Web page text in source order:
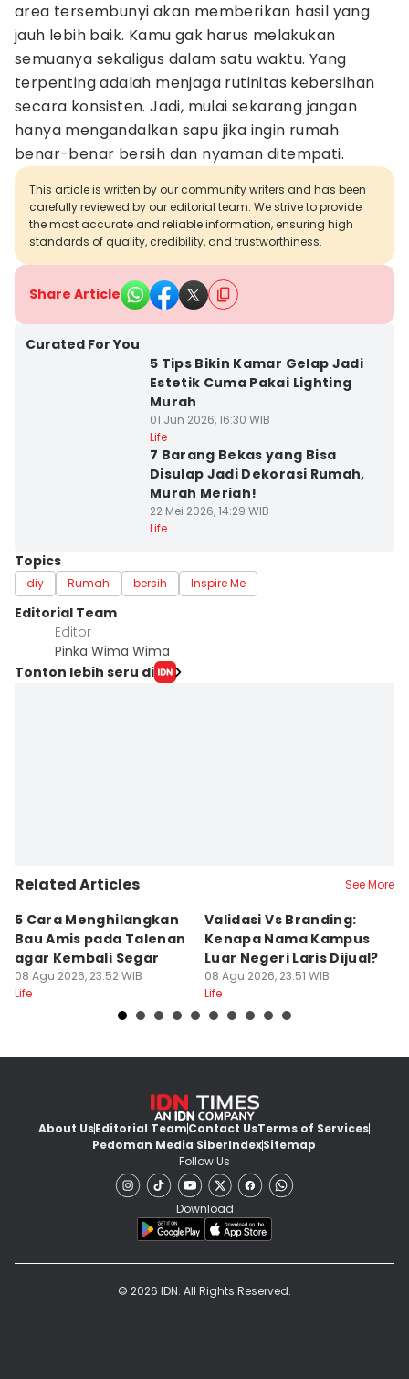
area tersembunyi akan memberikan hasil yang
jauh lebih baik. Kamu gak harus melakukan
semuanya sekaligus dalam satu waktu. Yang
terpenting adalah menjaga rutinitas kebersihan
secara konsisten. Jadi, mulai sekarang jangan
hanya mengandalkan sapu jika ingin rumah
benar-benar bersih dan nyaman ditempati.
This article is written by our community writers and has been
carefully reviewed by our editorial team. We strive to provide
the most accurate and reliable information, ensuring high
standards of quality, credibility, and trustworthiness.
Share Article
Curated For You
5 Tips Bikin Kamar Gelap Jadi
Estetik Cuma Pakai Lighting
Murah
01 Jun 2026, 16:30 WIB
Life
7 Barang Bekas yang Bisa
Disulap Jadi Dekorasi Rumah,
Murah Meriah!
22 Mei 2026, 14:29 WIB
Life
Topics
diy Rumah bersih Inspire Me
Editorial Team
Editor
Pinka Wima Wima
Tonton lebih seru di
Related Articles See More
5 Cara Menghilangkan
Bau Amis pada Talenan
agar Kembali Segar
08 Agu 2026, 23:52 WIB
Life
Validasi Vs Branding:
Kenapa Nama Kampus
Luar Negeri Laris Dijual?
08 Agu 2026, 23:51 WIB
Life
About UsEditorial TeamContact UsTerms of Services
Pedoman Media SiberIndexSitemap
Follow Us
Download
© 2026 IDN. All Rights Reserved.